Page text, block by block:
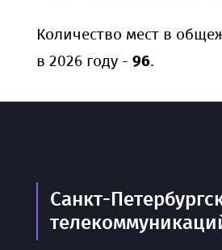
Количество мест в
в 2026 году - 96.
Санкт-